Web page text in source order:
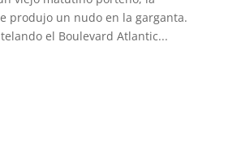
produjo un nudo en la garganta.
el Boulevard Atlantic...